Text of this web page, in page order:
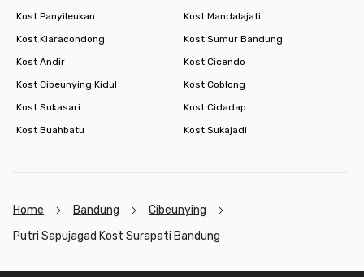
Kost Panyileukan
Kost Mandalajati
Kost Kiaracondong
Kost Sumur Bandung
Kost Andir
Kost Cicendo
Kost Cibeunying Kidul
Kost Coblong
Kost Sukasari
Kost Cidadap
Kost Buahbatu
Kost Sukajadi
Home Bandung
Cibeunying
Putri Sapujagad Kost Surapati Bandung